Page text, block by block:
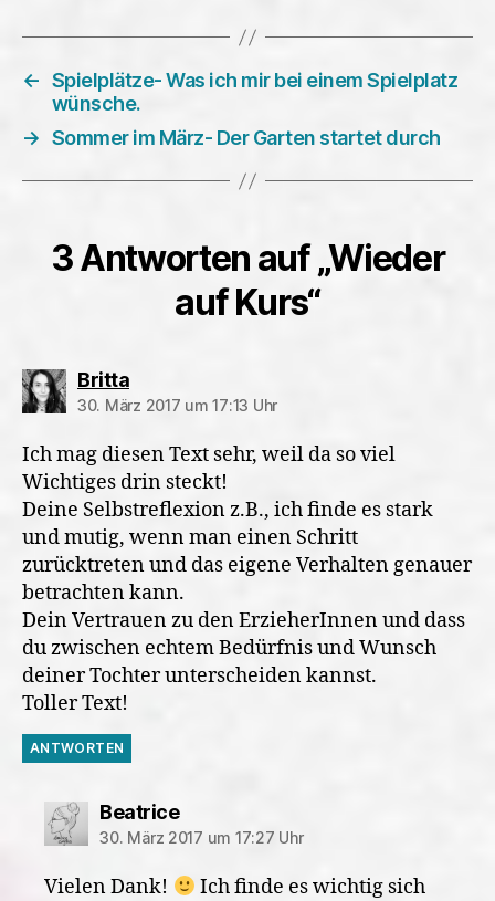
← Spielplätze- Was ich mir bei einem Spielplatz
wünsche.
→ Sommer im März- Der Garten startet durch
3 Antworten auf „Wieder
auf Kurs“
Brittasagt:
30. März 2017 um 17:13 Uhr
Ich mag diesen Text sehr, weil da so viel
Wichtiges drin steckt!
Deine Selbstreflexion z.B., ich finde es stark
und mutig, wenn man einen Schritt
zurücktreten und das eigene Verhalten genauer
betrachten kann.
Dein Vertrauen zu den ErzieherInnen und dass
du zwischen echtem Bedürfnis und Wunsch
deiner Tochter unterscheiden kannst.
Toller Text!
ANTWORTEN
Beatricesagt:
30. März 2017 um 17:27 Uhr
Vielen Dank!
Ich finde es wichtig sich